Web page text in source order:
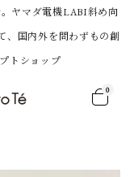
ヤマダ電機LABI斜め向
、国内外を問わずもの創
トショップ
0